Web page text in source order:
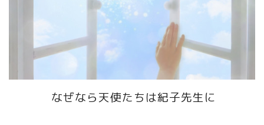
なぜなら天使たちは紀子先生に